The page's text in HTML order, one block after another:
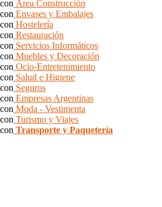
Área Construcción
Envases y Embalajes
Hostelería
Restauración
Servicios Informáticos
Muebles y Decoración
Ocio-Entretenimiento
Salud e Higiene
Seguros
Empresas Argentinas
Moda - Vestimenta
Turismo y Viajes
Transporte y Paquetería